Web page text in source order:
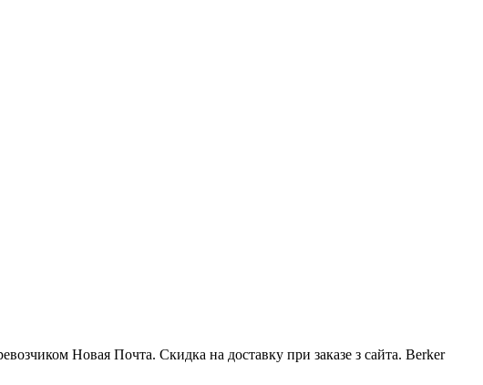
Новая Почта. Скидка на доставку при заказе з сайта. Berker